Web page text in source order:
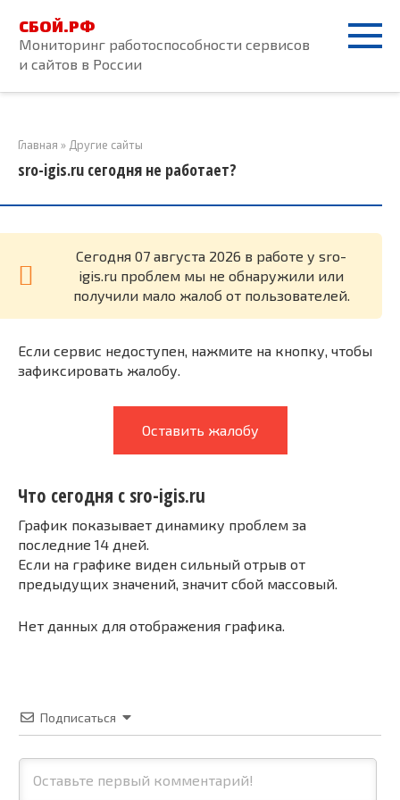
контенту
СБОЙ.РФ
Мониторинг работоспособности сервисов
и сайтов в России
Главная » Другие сайты
sro-igis.ru сегодня не работает?
Cегодня 07 августа 2026 в работе у sro-
igis.ru проблем мы не обнаружили или
получили мало жалоб от пользователей.
Если сервис недоступен, нажмите на кнопку, чтобы
зафиксировать жалобу.
Оставить жалобу
Что сегодня с sro-igis.ru
График показывает динамику проблем за
последние 14 дней.
Если на графике виден сильный отрыв от
предыдущих значений, значит сбой массовый.
Нет данных для отображения графика.
Подписаться